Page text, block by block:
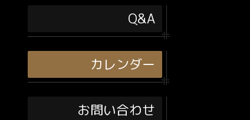
Q&A
カレンダー
お問い合わせ